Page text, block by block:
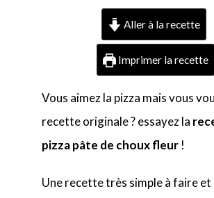
Aller à la recette
Imprimer la recette
Vous aimez la pizza mais vous
recette originale ? essayez la
pizza pâte de choux fleur !
Une recette très simple à faire et